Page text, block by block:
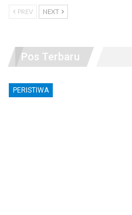
PREV NEXT
Pos Terbaru
PERISTIWA